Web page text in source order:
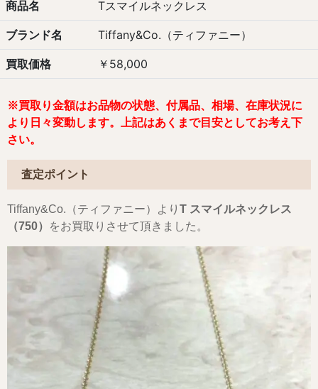
商品名 Tスマイルネックレス
ブランド名 Tiffany&Co.（ティファニー）
買取価格 ￥58,000
※買取り金額はお品物の状態、付属品、相場、在庫状況に
より日々変動します。上記はあくまで目安としてお考え下
さい。
査定ポイント
Tiffany&Co.（ティファニー）より T スマイルネックレス
（750）
をお買取りさせて頂きました。